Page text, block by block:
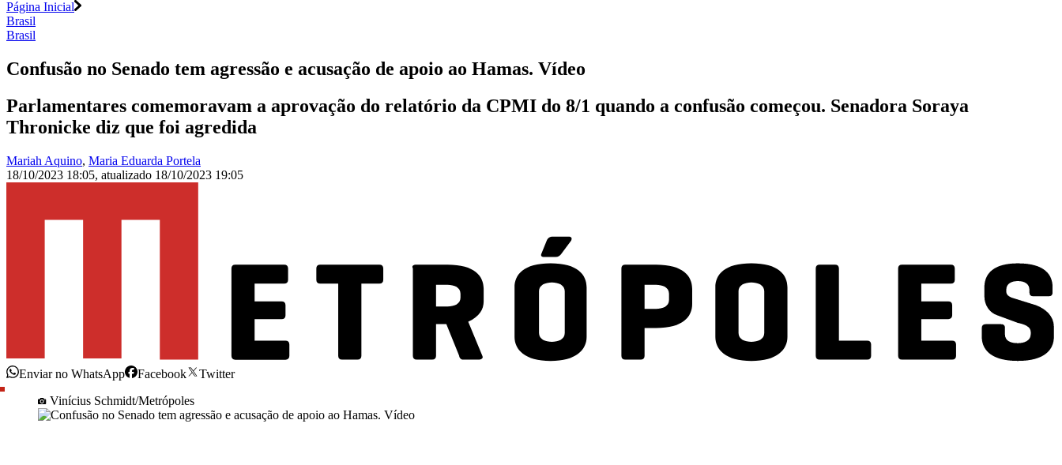
Página Inicial
Brasil
Brasil
Confusão no Senado tem agressão e acusação de apoio ao Hamas. Vídeo
Parlamentares comemoravam a aprovação do relatório da CPMI do 8/1 quando a confusão começou. Senadora Soraya
Thronicke diz que foi agredida
Mariah Aquino, Maria Eduarda Portela
18/10/2023 18:05, atualizado 18/10/2023 19:05
Enviar no WhatsApp Facebook
Twitter
Vinícius Schmidt/Metrópoles